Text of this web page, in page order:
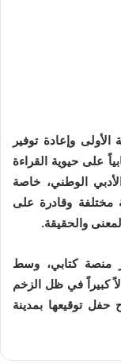
وإعادة توفير
على حيوية القراءة
الوطني، خاصة
مختلفة وقادرة على
والحقيقة.
منصة كتابي، وسط
كبيراً في ظل الزخم
حفل توقيعها بمدينة